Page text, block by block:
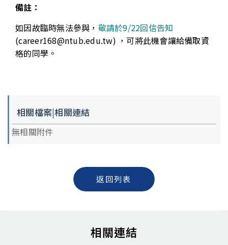
備註：
如因故臨時無法參與， 敬請於9/22回信告知
(career168@ntub.edu.tw) ，可將此機會讓給備取資
格的同學。
相關檔案|相關連結
無相關附件
返回列表
相關連結